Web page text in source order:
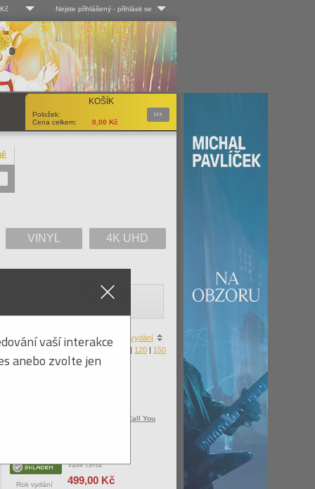
Nejste přihlášený - přihlásit se
Log-in
Uživ. jméno:
Heslo:
Registrace
KOŠÍK
Položek:
Cena celkem:
0,00 Kč
Podrobnosti
VINYL 4K UHD
ceny |zboží skladem
roku vydání
Produktů na stránku:
| 120 | 150
Rok vydání
In This City They Call You
Vaše cena
499,00 Kč
Close
vaší interakce
anebo zvolte jen